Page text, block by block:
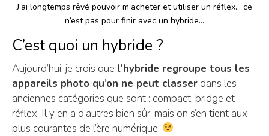
J’ai longtemps rêvé pouvoir m’acheter et utiliser un réflex… ce
n’est pas pour finir avec un hybride…
C’est quoi un hybride ?
Aujourd’hui, je crois que l’hybride regroupe tous les
appareils photo qu’on ne peut classer dans les
anciennes catégories que sont : compact, bridge et
réflex. Il y en a d’autres bien sûr, mais on s’en tient aux
plus courantes de l’ère numérique.